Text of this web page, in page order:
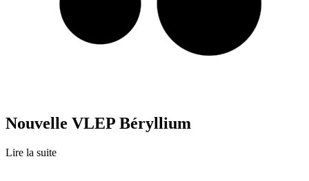
Nouvelle VLEP Béryllium
Lire la suite